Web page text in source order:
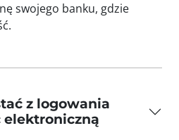
swojego banku, gdzie
z logowania
elektroniczną